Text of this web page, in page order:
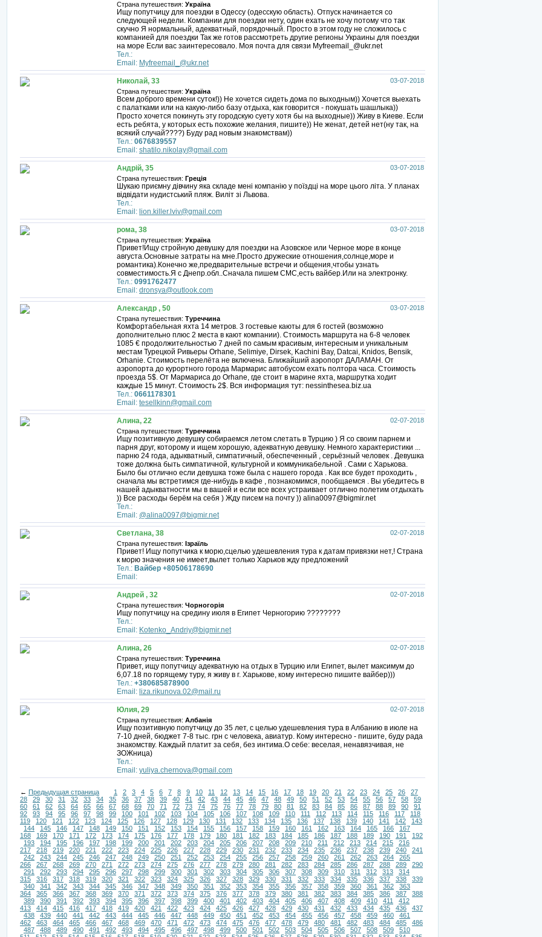
Страна путешествия: Україна
Ищу попутчицу для поездки в Одессу (одесскую область). Отпуск начинается со
следующей недели. Компании для поездки нету, один ехать не хочу потому что так
скучно Я нормальный, адекватный, порядочный. Просто в этом году не сложилось с
компанией для поездки Так же готов рассмотреть другие регионы Украины для поездки
на море Если вас заинтересовало. Моя почта для связи Myfreemail_@ukr.net
Тел.:
Email: Myfreemail_@ukr.net
03-07-2018
Николай, 33
Страна путешествия: Україна
Всем доброго времени суток!)) Не хочется сидеть дома по выходным)) Хочется выехать
с палатками или на какую-либо базу отдыха, как говорится - покушать шашлыка))
Просто хочется покинуть эту городскую суету хотя бы на выходные)) Живу в Киеве. Если
есть ребята, у которых есть похожие желания, пишите)) Не женат, детей нет(ну так, на
всякий случай????) Буду рад новым знакомствам))
Тел.: 0676839557
Email: shatilo.nikolay@gmail.com
03-07-2018
Андрій, 35
Страна путешествия: Греція
Шукаю приємну дівчину яка складе мені компанію у поїздці на море цього літа. У планах
відвідати нудистський пляж. Виліт зі Львова.
Тел.:
Email: lion.killer.lviv@gmail.com
03-07-2018
рома, 38
Страна путешествия: Україна
Привет!Ищу стройную девушку для поездки на Азовское или Черное море в конце
августа.Основные затраты на мне.Просто дружеские отношения,солнце,море и
романтика).Конечно же,предварительные встречи и общения,чтобы узнать
совместимость.Я с Днепр.обл..Сначала пишем СМС,есть вайбер.Или на электронку.
Тел.: 0991762477
Email: dronsya@outlook.com
03-07-2018
Александр , 50
Страна путешествия: Туреччина
Комфортабельная яхта 14 метров. 3 гостевые каюты для 6 гостей (возможно
дополнительно плюс 2 места в кают компании). Стоимость маршрута на 6-8 человек
1085 € продолжительностью 7 дней по самым красивым, интересным и уникальным
местам Турецкой Ривьеры Orhane, Selimiye, Dirsek, Kachini Bay, Datcai, Knidos, Bensik,
Orhanie. Стоимость перелёта не включена. Ближайший аэропорт ДАЛАМАН. От
аэропорта до курортного города Мармарис автобусом ехать полтора часа. Стоимость
проезда 5$. От Мармариса до Orhane, где стоит в марине яхта, маршрутка ходит
каждые 15 минут. Стоимость 2$. Вся информация тут: nessinthesea.biz.ua
Тел.: 0661178301
Email: tesellkinn@gmail.com
02-07-2018
Алина, 22
Страна путешествия: Туреччина
Ищу позитивную девушку собираемся летом слетать в Турцию ) Я со своим парнем и
парня друг, которому и ищем хорошую, адекватную девушку. Немного характеристики ...
парню 24 года, адыкватный, симпатичный, обеспеченный , серьёзный человек . Девушка
тоже должна быть симпатичной, культурной и коммуникабельной . Сами с Харькова.
Было бы отлично если девушка тоже была с нашего города . Как все будет проходить ,
сначала мы встретимся где-нибудь в кафе , познакомимся, пообщаемся . Вы убедитесь в
нашей адыкватности мы в вашей и если все всех устраивает отлично полетим отдыхать
)) Все расходы берём на себя ) Жду писем на почту )) alina0097@bigmir.net
Тел.:
Email: @alina0097@bigmir.net
02-07-2018
Светлана, 38
Страна путешествия: Ізраїль
Привет! Ищу попутчика к морю,сцелью удешевления тура к датам привязки нет,! Страна
к морю значения не имеет,вылет только Харьков жду предложений
Тел.: Вайбер +80506178690
Email:
02-07-2018
Андрей , 32
Страна путешествия: Чорногорія
Ищу попутчицу на средину июля в Египет Черногорию ????????
Тел.:
Email: Kotenko_Andriy@bigmir.net
02-07-2018
Алина, 26
Страна путешествия: Туреччина
Привет, ищу попутчицу адекватную на отдых в Турцию или Египет, вылет максимум до
6,07.18 по горящему туру, я живу в г. Харькове, кому интересно пишите вайбер)))
Тел.: +380685878900
Email: liza.rikunova.02@mail.ru
02-07-2018
Юлия, 29
Страна путешествия: Албанія
Ищу позитивную попутчицу до 35 лет, с целью удешевления тура в Албанию в июле на
7-10 дней, бюджет 7-8 тыс. грн с человека, авиатур. Кому интересно - пишите, буду рада
знакомству. Каждый платит за себя, без интима.О себе: веселая, ненавязчивая, не
ЗОЖница)
Тел.:
Email: yuliya.chernova@gmail.com
← Предыдущая страница 1 2 3 4 5 6 7 8 9 10 11 12 13 14 15 16 17 18 19 20 21 22 23 24 25 26
27
28
29 30 31 32 33 34 35 36 37 38 39 40 41 42 43 44 45 46 47 48 49 50 51 52 53 54 55 56 57 58
59
60
61 62 63 64 65 66 67 68 69 70 71 72 73 74 75 76 77 78 79 80 81 82 83 84 85 86 87 88 89 90
91
92
93 94 95 96 97 98 99 100 101 102 103 104 105 106 107 108 109 110 111 112 113 114 115 116 117
118
119
120 121 122 123 124 125 126 127 128 129 130 131 132 133 134 135 136 137 138 139 140 141 142
143
144
145 146 147 148 149 150 151 152 153 154 155 156 157 158 159 160 161 162 163 164 165 166
167
168
169 170 171 172 173 174 175 176 177 178 179 180 181 182 183 184 185 186 187 188 189 190 191
192
193
194 195 196 197 198 199 200 201 202 203 204 205 206 207 208 209 210 211 212 213 214 215
216
217
218 219 220 221 222 223 224 225 226 227 228 229 230 231 232 233 234 235 236 237 238 239 240
241
242
243 244 245 246 247 248 249 250 251 252 253 254 255 256 257 258 259 260 261 262 263 264
265
266
267 268 269 270 271 272 273 274 275 276 277 278 279 280 281 282 283 284 285 286 287 288 289
290
291
292 293 294 295 296 297 298 299 300 301 302 303 304 305 306 307 308 309 310 311 312 313
314
315
316 317 318 319 320 321 322 323 324 325 326 327 328 329 330 331 332 333 334 335 336 337 338
339
340
341 342 343 344 345 346 347 348 349 350 351 352 353 354 355 356 357 358 359 360 361 362
363
364
365 366 367 368 369 370 371 372 373 374 375 376 377 378 379 380 381 382 383 384 385 386 387
388
389
390 391 392 393 394 395 396 397 398 399 400 401 402 403 404 405 406 407 408 409 410 411
412
413
414 415 416 417 418 419 420 421 422 423 424 425 426 427 428 429 430 431 432 433 434 435 436
437
438
439 440 441 442 443 444 445 446 447 448 449 450 451 452 453 454 455 456 457 458 459 460
461
462
463 464 465 466 467 468 469 470 471 472 473 474 475 476 477 478 479 480 481 482 483 484 485
486
487
488 489 490 491 492 493 494 495 496 497 498 499 500 501 502 503 504 505 506 507 508 509
510